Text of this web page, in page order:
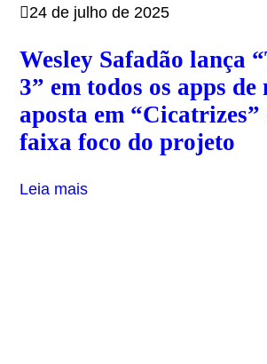
24 de julho de 2025
Wesley Safadão lança
3” em todos os apps de
aposta em “Cicatrizes”
faixa foco do projeto
Leia mais